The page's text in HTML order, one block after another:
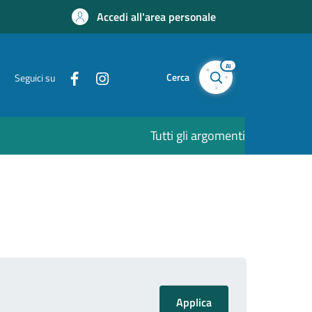
Accedi all'area personale
Seguici su Cerca
AI
Tutti gli argomenti